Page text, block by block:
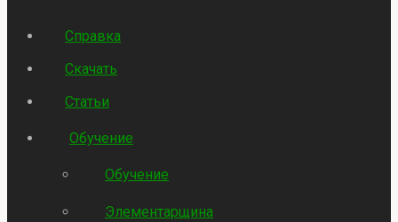
Справка
Скачать
Статьи
Обучение
Обучение
Элементарщина